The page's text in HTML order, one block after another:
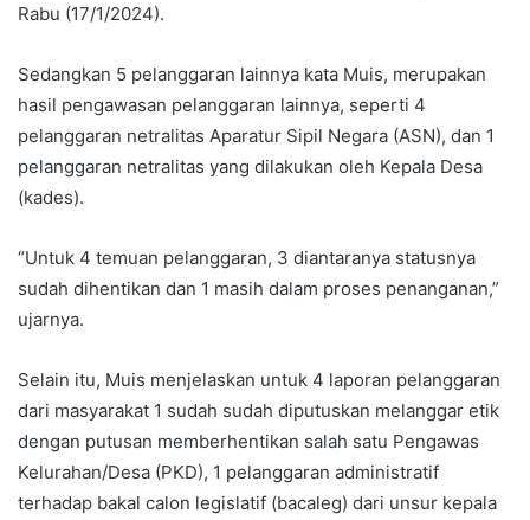
Rabu (17/1/2024).
Sedangkan 5 pelanggaran lainnya kata Muis, merupakan
hasil pengawasan pelanggaran lainnya, seperti 4
pelanggaran netralitas Aparatur Sipil Negara (ASN), dan 1
pelanggaran netralitas yang dilakukan oleh Kepala Desa
(kades).
“Untuk 4 temuan pelanggaran, 3 diantaranya statusnya
sudah dihentikan dan 1 masih dalam proses penanganan,”
ujarnya.
Selain itu, Muis menjelaskan untuk 4 laporan pelanggaran
dari masyarakat 1 sudah sudah diputuskan melanggar etik
dengan putusan memberhentikan salah satu Pengawas
Kelurahan/Desa (PKD), 1 pelanggaran administratif
terhadap bakal calon legislatif (bacaleg) dari unsur kepala